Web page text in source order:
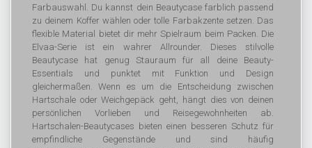
Farbauswahl. Du kannst dein Beautycase farblich passend
zu deinem Koffer wählen oder tolle Farbakzente setzen. Das
flexible Material bietet dir mehr Spielraum beim Packen. Die
Elvaa-Serie ist ein wahrer Allrounder. Dieses stilvolle
Beautycase hat genug Stauraum für all deine Beauty-
Essentials und punktet mit Funktion und Design
gleichermaßen. Wenn es um die Entscheidung zwischen
Hartschale oder Weichgepäck geht, hängt dies von deinen
persönlichen Vorlieben und Reisegewohnheiten ab.
Hartschalen-Beautycases bieten einen besseren Schutz für
empfindliche Gegenstände und sind häufig